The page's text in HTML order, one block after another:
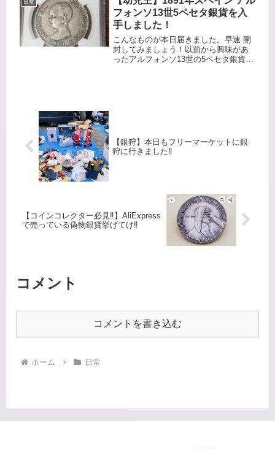
と思います。重量は500...
日常
フォンソ13世5ペセタ銀貨を入
手しました！
こんなものが本日届きました。早速 開
封してみましょう！以前から興味があ
ったアルフォンソ13世の5ペセタ銀貨を
【銀狩】本日もフリーマーケットに銀
狩に行きました‼️
【コインコレクター必見‼️】AliExpress
で売っている偽物銀貨挙げてけ‼️
コメント
コメントを書き込む
ホーム 日常